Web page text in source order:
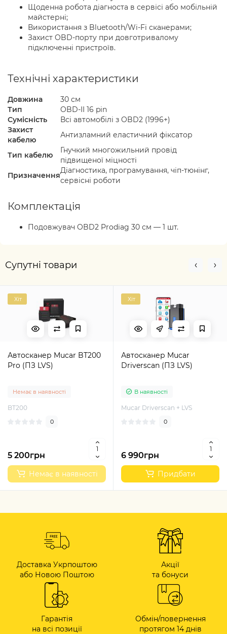
Щоденна робота діагноста в сервісі або мобільній
майстерні;
Використання з Bluetooth/Wi-Fi сканерами;
Захист OBD-порту при довготривалому
підключенні пристроїв.
Технічні характеристики
Довжина
30 см
Тип
OBD-II 16 pin
Сумісність
Всі автомобілі з OBD2 (1996+)
Захист
кабелю
Антизламний еластичний фіксатор
Тип кабелю
Гнучкий многожильний провід
підвищеної міцності
Призначення
Діагностика, програмування, чіп-тюнінг,
сервісні роботи
Комплектація
Подовжувач OBD2 Prodiag 30 см — 1 шт.
Супутні товари
Хіт
Автосканер Mucar BT200
Pro (ПЗ LVS)
Немає в наявності
BT200
0
5 200грн
Немає в наявності
Хіт
Автосканер Mucar
Driverscan (ПЗ LVS)
В наявності
Mucar Driverscan + LVS
0
6 990грн
Придбати
Доставка Укрпоштою
або Новою Поштою
Акції
та бонуси
Гарантія
на всі позиції
Обмін/повернення
протягом 14 днів